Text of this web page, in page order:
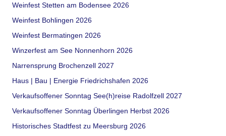
Weinfest Stetten am Bodensee 2026
Weinfest Bohlingen 2026
Weinfest Bermatingen 2026
Winzerfest am See Nonnenhorn 2026
Narrensprung Brochenzell 2027
Haus | Bau | Energie Friedrichshafen 2026
Verkaufsoffener Sonntag See(h)reise Radolfzell 2027
Verkaufsoffener Sonntag Überlingen Herbst 2026
Historisches Stadtfest zu Meersburg 2026